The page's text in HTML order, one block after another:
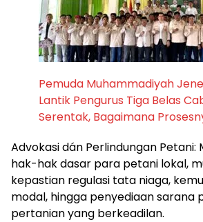
Pemuda Muhammadiyah
Lantik Pengurus Tiga Belas
Serentak, Bagaimana
​Advokasi dán Perlindungan
hak-hak dasar para petani lokal,
kepastian regulasi tata niaga,
modal, hingga penyediaan sarana
pertanian yang berkeadilan.